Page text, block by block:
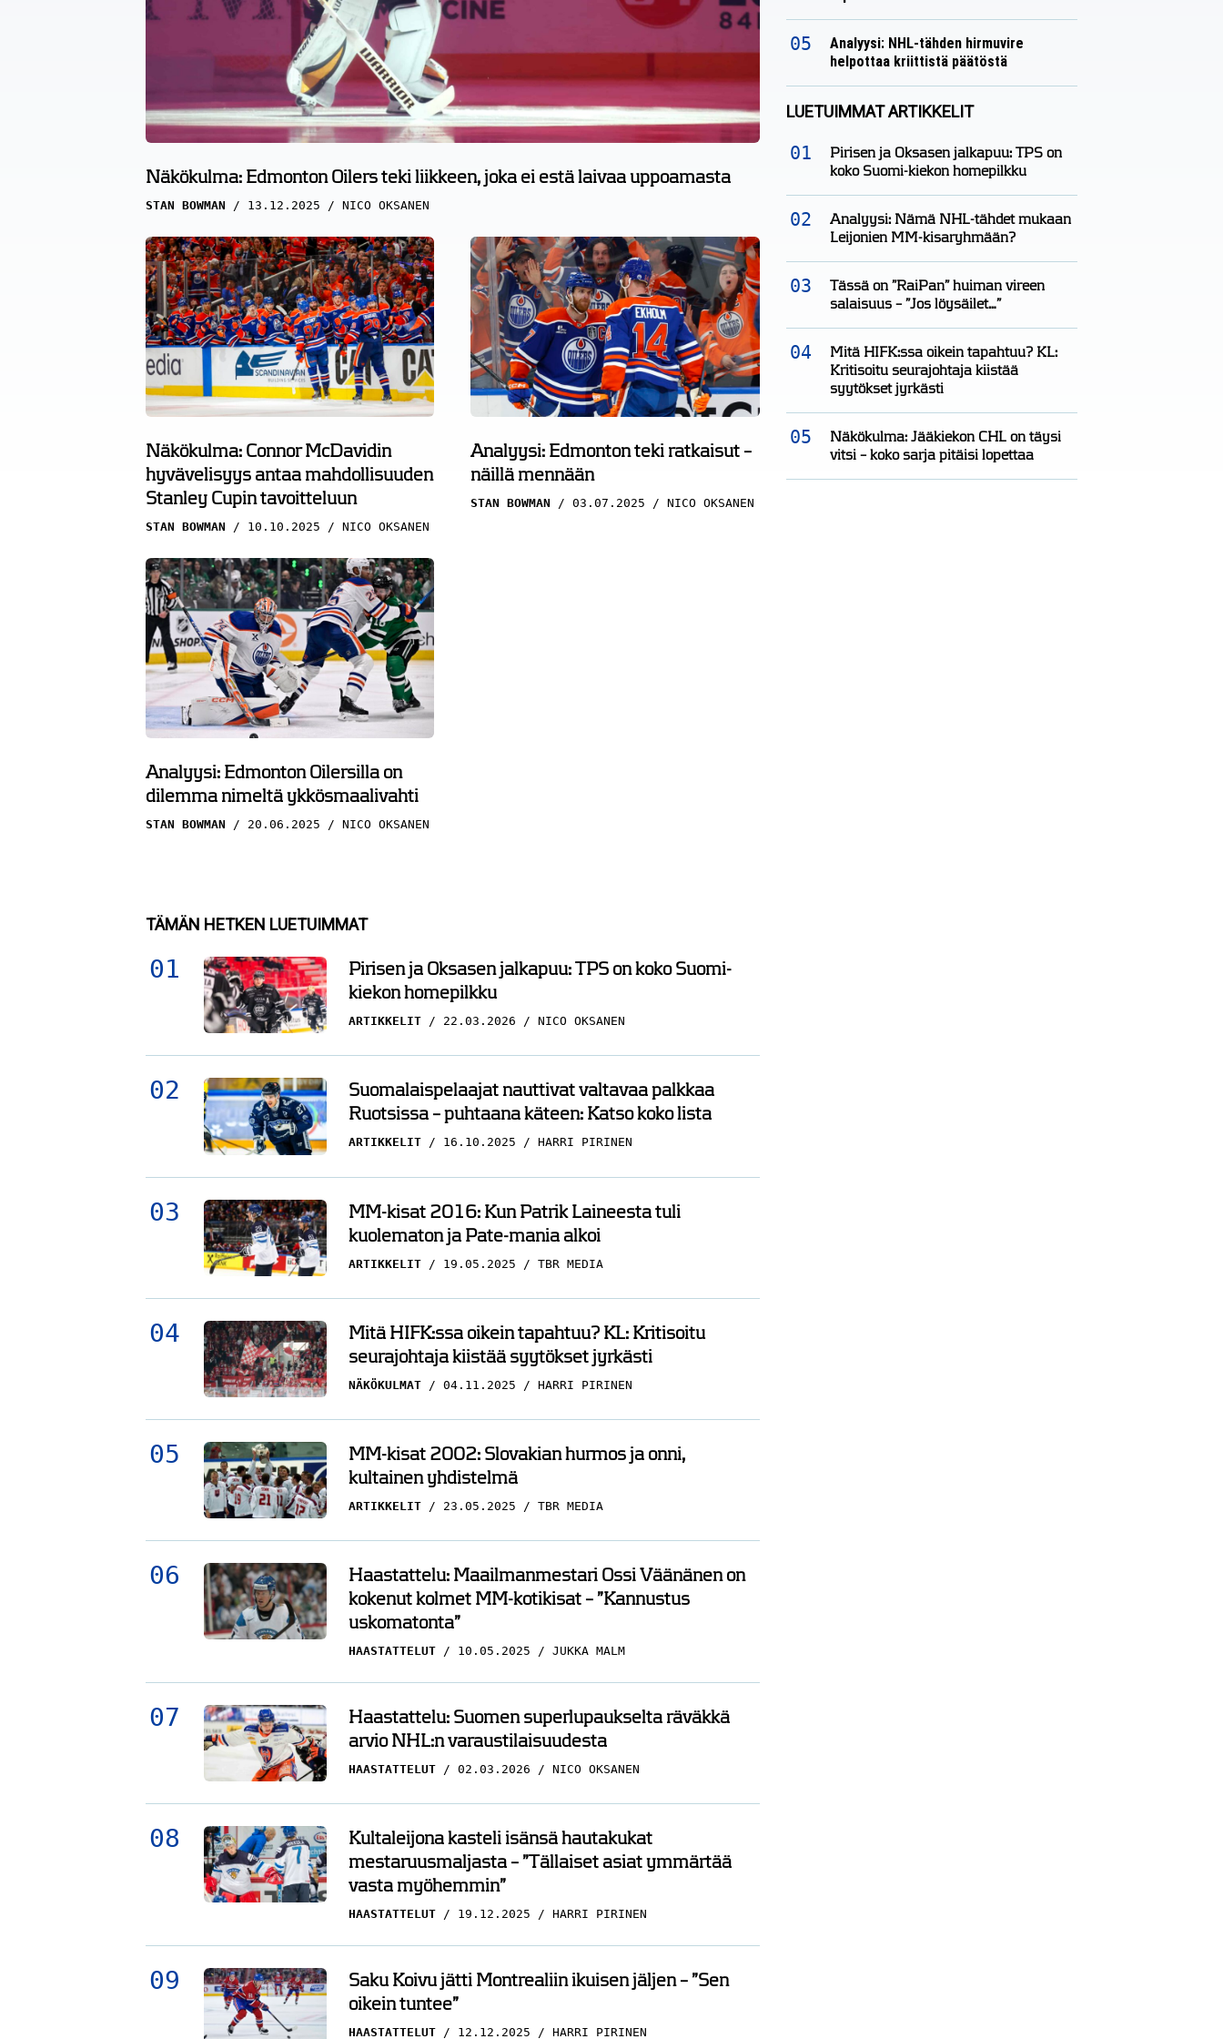
Näkökulma: Edmonton Oilers teki liikkeen, joka ei estä laivaa uppoamasta
STAN BOWMAN 13.12.2025 NICO OKSANEN
Näkökulma: Connor McDavidin
hyvävelisyys antaa mahdollisuuden
Stanley Cupin tavoitteluun
STAN BOWMAN 10.10.2025 NICO OKSANEN
Analyysi: Edmonton teki ratkaisut –
näillä mennään
STAN BOWMAN 03.07.2025 NICO OKSANEN
Analyysi: Edmonton Oilersilla on
dilemma nimeltä ykkösmaalivahti
STAN BOWMAN 20.06.2025 NICO OKSANEN
TÄMÄN HETKEN LUETUIMMAT
Pirisen ja Oksasen jalkapuu: TPS on koko Suomi-
kiekon homepilkku
ARTIKKELIT 22.03.2026 NICO OKSANEN
Suomalaispelaajat nauttivat valtavaa palkkaa
Ruotsissa – puhtaana käteen: Katso koko lista
ARTIKKELIT 16.10.2025 HARRI PIRINEN
MM-kisat 2016: Kun Patrik Laineesta tuli
kuolematon ja Pate-mania alkoi
ARTIKKELIT 19.05.2025 TBR MEDIA
Mitä HIFK:ssa oikein tapahtuu? KL: Kritisoitu
seurajohtaja kiistää syytökset jyrkästi
NÄKÖKULMAT 04.11.2025 HARRI PIRINEN
MM-kisat 2002: Slovakian hurmos ja onni,
kultainen yhdistelmä
ARTIKKELIT 23.05.2025 TBR MEDIA
Haastattelu: Maailmanmestari Ossi Väänänen on
kokenut kolmet MM-kotikisat – ”Kannustus
uskomatonta”
HAASTATTELUT 10.05.2025 JUKKA MALM
Haastattelu: Suomen superlupaukselta räväkkä
arvio NHL:n varaustilaisuudesta
HAASTATTELUT 02.03.2026 NICO OKSANEN
Kultaleijona kasteli isänsä hautakukat
mestaruusmaljasta – ”Tällaiset asiat ymmärtää
vasta myöhemmin”
HAASTATTELUT 19.12.2025 HARRI PIRINEN
Saku Koivu jätti Montrealiin ikuisen jäljen – ”Sen
oikein tuntee”
HAASTATTELUT 12.12.2025 HARRI PIRINEN
Analyysi: NHL-tähden hirmuvire
helpottaa kriittistä päätöstä
LUETUIMMAT ARTIKKELIT
Pirisen ja Oksasen jalkapuu: TPS on
koko Suomi-kiekon homepilkku
Analyysi: Nämä NHL-tähdet mukaan
Leijonien MM-kisaryhmään?
Tässä on ”RaiPan” huiman vireen
salaisuus – ”Jos löysäilet…”
Mitä HIFK:ssa oikein tapahtuu? KL:
Kritisoitu seurajohtaja kiistää
syytökset jyrkästi
Näkökulma: Jääkiekon CHL on täysi
vitsi – koko sarja pitäisi lopettaa